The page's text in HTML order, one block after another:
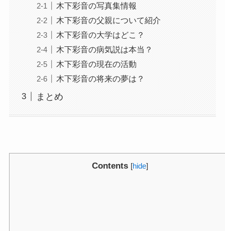
木下彩音の写真集情報
木下彩音の父親について紹介
木下彩音の大学はどこ？
木下彩音の病気説は本当？
木下彩音の現在の活動
木下彩音の将来の夢は？
まとめ
Contents [hide]